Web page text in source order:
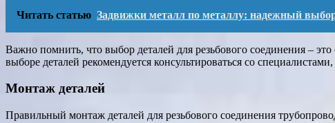
Читать статью Задвижки металл по металлу: надежный
Важно помнить, что выбор деталей для резьбового соединения –
выборе деталей рекомендуется консультироваться со
Монтаж деталей
Правильный монтаж деталей для резьбового соединения